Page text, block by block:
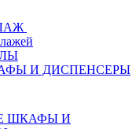
И ДИСПЕНСЕРЫ
ШКАФЫ И